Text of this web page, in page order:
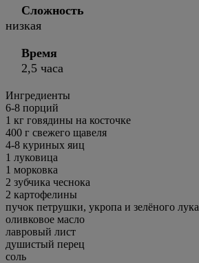
Сложность
низкая
Время
2,5 часа
Ингредиенты
6-8 порций
1 кг говядины на косточке
400 г свежего щавеля
4-8 куриных яиц
1 луковица
1 морковка
2 зубчика чеснока
2 картофелины
пучок петрушки, укропа и зелёного лука
оливковое масло
лавровый лист
душистый перец
соль